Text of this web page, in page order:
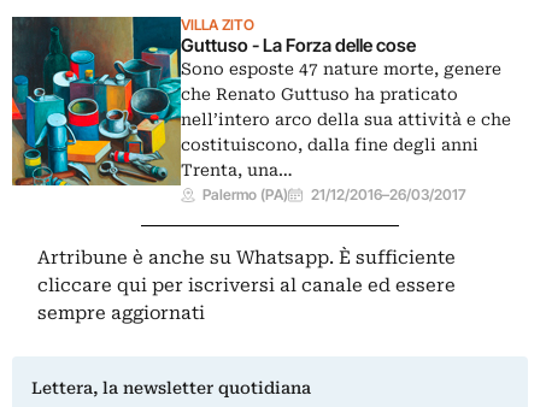
VILLA ZITO
Guttuso - La Forza delle cose
Sono esposte 47 nature morte, genere
che Renato Guttuso ha praticato
nell’intero arco della sua attività e che
costituiscono, dalla fine degli anni
Trenta, una…
Palermo (PA) 21/12/2016–26/03/2017
Artribune è anche su Whatsapp. È sufficiente
cliccare qui per iscriversi al canale ed essere
sempre aggiornati
Lettera, la newsletter quotidiana